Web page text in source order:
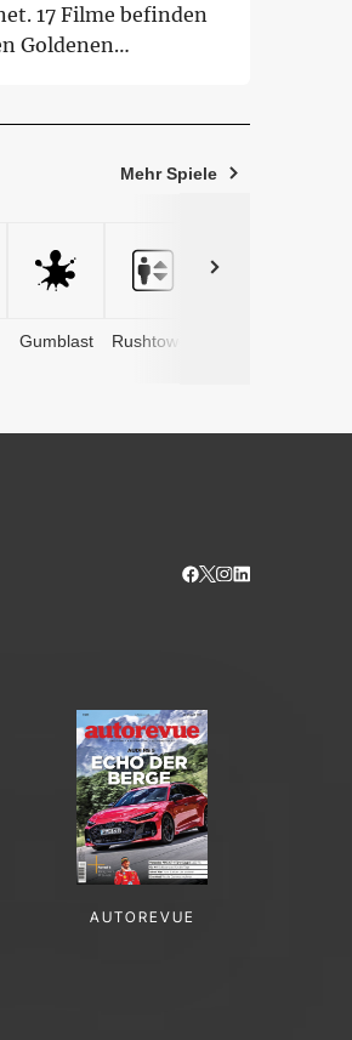
17 Filme befinden
Goldenen
Mehr Spiele
Gumblast Rushtower
AUTOREVUE